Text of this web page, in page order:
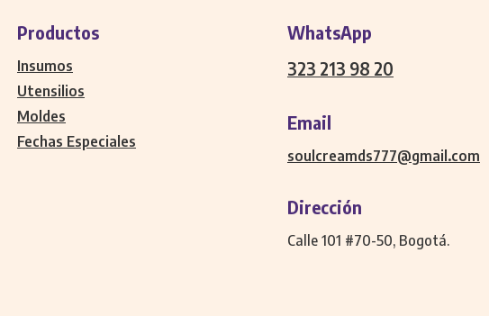
Productos
Insumos
Utensilios
Moldes
Fechas Especiales
WhatsApp
323 213 98 20
Email
soulcreamds777@gmail.com
Dirección
Calle 101 #70-50, Bogotá.